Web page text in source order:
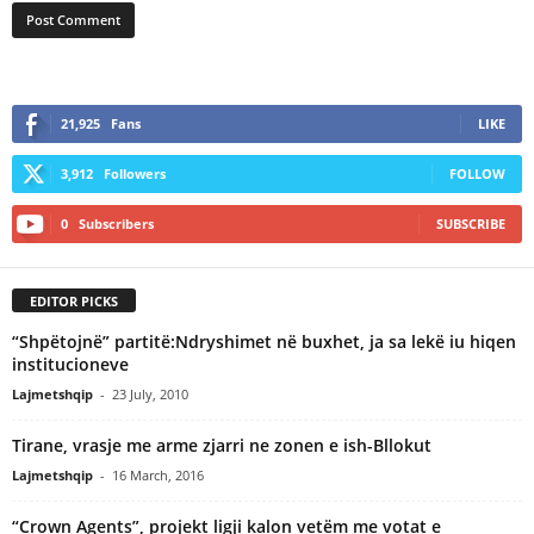
21,925 Fans LIKE
3,912 Followers FOLLOW
0 Subscribers SUBSCRIBE
EDITOR PICKS
“Shpëtojnë” partitë:Ndryshimet në buxhet, ja sa lekë iu hiqen
institucioneve
Lajmetshqip - 23 July, 2010
Tirane, vrasje me arme zjarri ne zonen e ish-Bllokut
Lajmetshqip - 16 March, 2016
“Crown Agents”, projekt ligji kalon vetëm me votat e